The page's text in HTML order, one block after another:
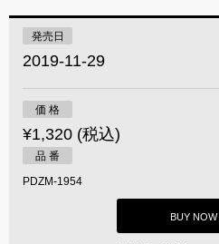
発売日
2019-11-29
価 格
¥1,320 (税込)
品 番
PDZM-1954
BUY NOW